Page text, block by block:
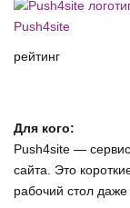
Push4site
рейтинг
Для кого:
Push4site —
сайта. Это
рабочий стол